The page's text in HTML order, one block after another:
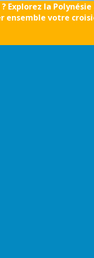
Explorez la
ensemble votre